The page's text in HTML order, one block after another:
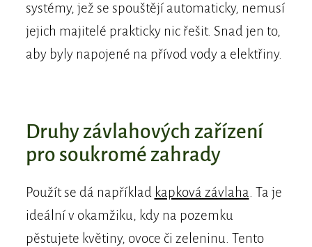
systémy, jež se spouštějí automaticky, nemusí
jejich majitelé prakticky nic řešit. Snad jen to,
aby byly napojené na přívod vody a elektřiny.
Druhy závlahových zařízení
pro soukromé zahrady
Použít se dá například kapková závlaha. Ta je
ideální v okamžiku, kdy na pozemku
pěstujete květiny, ovoce či zeleninu. Tento